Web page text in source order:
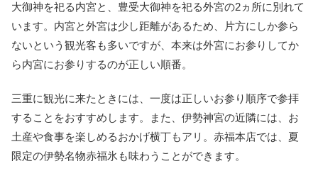
大御神を祀る内宮と、豊受大御神を祀る外宮の2ヵ所に別れて
います。内宮と外宮は少し距離があるため、片方にしか参ら
ないという観光客も多いですが、本来は外宮にお参りしてか
ら内宮にお参りするのが正しい順番。
三重に観光に来たときには、一度は正しいお参り順序で参拝
することをおすすめします。また、伊勢神宮の近隣には、お
土産や食事を楽しめるおかげ横丁もアリ。赤福本店では、夏
限定の伊勢名物赤福氷も味わうことができます。